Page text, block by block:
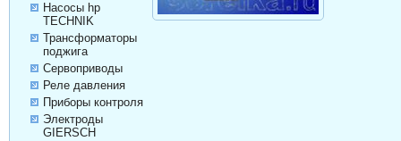
Насосы hp
TECHNIK
Трансформаторы
поджига
Сервоприводы
Реле давления
Приборы контроля
Электроды
GIERSCH